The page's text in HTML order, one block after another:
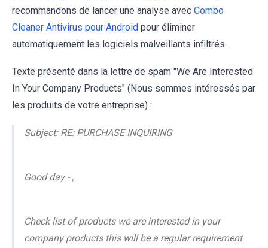
recommandons de lancer une analyse avec Combo
Cleaner Antivirus pour Android pour éliminer
automatiquement les logiciels malveillants infiltrés.
Texte présenté dans la lettre de spam "We Are Interested
In Your Company Products" (Nous sommes intéressés par
les produits de votre entreprise) :
Subject: RE: PURCHASE INQUIRING
Good day - ,
Check list of products we are interested in your
company products this will be a regular requirement